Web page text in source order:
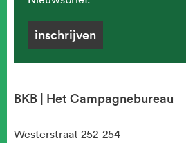
inschrijven
BKB | Het Campagnebureau
Westerstraat 252-254